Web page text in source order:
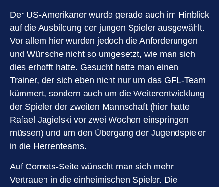
Der US-Amerikaner wurde gerade auch im Hinblick
auf die Ausbildung der jungen Spieler ausgewählt.
Vor allem hier wurden jedoch die Anforderungen
und Wünsche nicht so umgesetzt, wie man sich
dies erhofft hatte. Gesucht hatte man einen
Trainer, der sich eben nicht nur um das GFL-Team
kümmert, sondern auch um die Weiterentwicklung
der Spieler der zweiten Mannschaft (hier hatte
Rafael Jagielski vor zwei Wochen einspringen
müssen) und um den Übergang der Jugendspieler
in die Herrenteams.
Auf Comets-Seite wünscht man sich mehr
Vertrauen in die einheimischen Spieler. Die